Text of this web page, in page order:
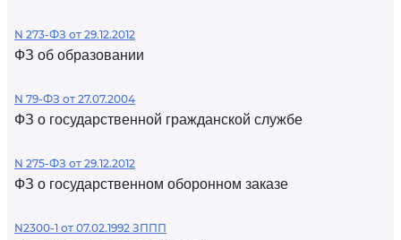
N 273-ФЗ от 29.12.2012
ФЗ об образовании
N 79-ФЗ от 27.07.2004
ФЗ о государственной гражданской службе
N 275-ФЗ от 29.12.2012
ФЗ о государственном оборонном заказе
N2300-1 от 07.02.1992 ЗППП